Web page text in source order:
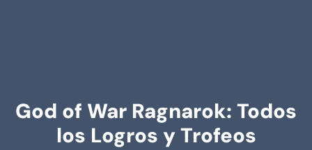
God of War Ragnarok: Todos
los Logros y Trofeos